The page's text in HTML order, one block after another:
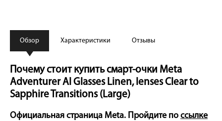
Обзор Характеристики Отзывы
Почему стоит купить смарт-очки Meta
Adventurer AI Glasses Linen, lenses Clear to
Sapphire Transitions (Large)
Официальная страница Meta. Пройдите по ссылке